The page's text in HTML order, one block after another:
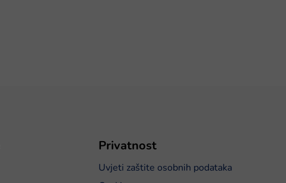
Privatnost
Uvjeti zaštite osobnih podataka